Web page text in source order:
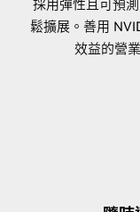
採用彈性且可預
鬆擴展。善用
效益的營